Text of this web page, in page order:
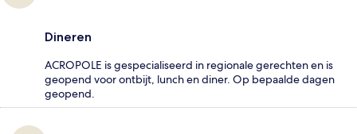
Dineren
ACROPOLE is gespecialiseerd in regionale gerechten en is
geopend voor ontbijt, lunch en diner. Op bepaalde dagen
geopend.